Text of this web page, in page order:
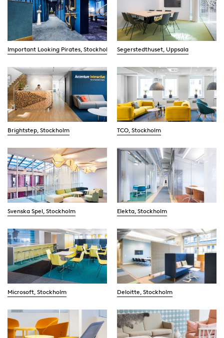
Important Looking Pirates, Stockholm Segerstedthuset, Uppsala
Brightstep, Stockholm TCO, Stockholm
Svenska Spel, Stockholm Elekta, Stockholm
Microsoft, Stockholm Deloitte, Stockholm